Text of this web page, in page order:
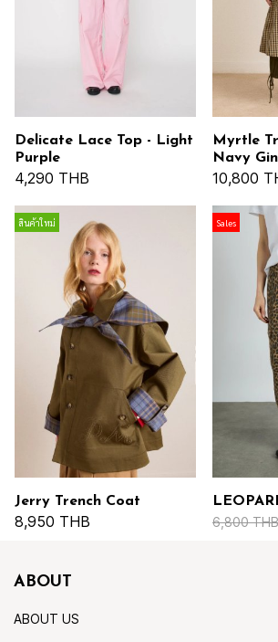
Delicate Lace Top - Light
Purple
4,290 THB
Myrtle
Navy
10,800
สินค้าใหม่
Jerry Trench Coat
8,950 THB
Sales
6,800 THB
ABOUT
ABOUT US